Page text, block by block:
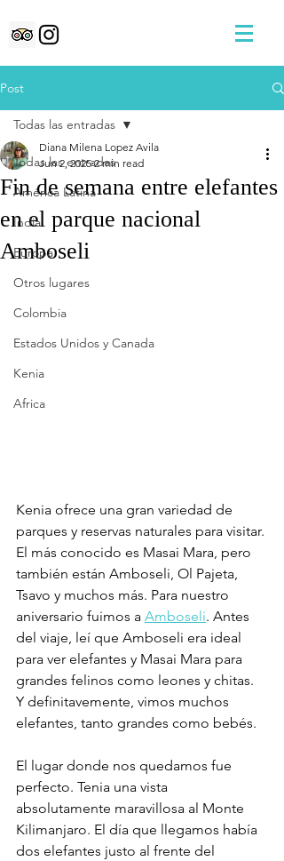
Post
Todas las entradas
América Latina
India
Europa
Otros lugares
Colombia
Estados Unidos y Canada
Kenia
Africa
Todas las entradas
Fin de semana entre elefantes
en el parque nacional
Amboseli
Diana Milena Lopez Avila
Jun 2, 2025 2 min read
Kenia ofrece una gran variedad de
parques y reservas naturales para visitar.
El más conocido es Masai Mara, pero
también están Amboseli, Ol Pajeta,
Tsavo y muchos más. Para nuestro
aniversario fuimos a Amboseli. Antes
del viaje, leí que Amboseli era ideal
para ver elefantes y Masai Mara para
grandes felinos como leones y chitas.
Y definitavemente, vimos muchos
elefantes, tanto grandes como bebés.
El lugar donde nos quedamos fue
perfecto. Tenia una vista
absolutamente maravillosa al Monte
Kilimanjaro. El día que llegamos había
dos elefantes justo al frente del